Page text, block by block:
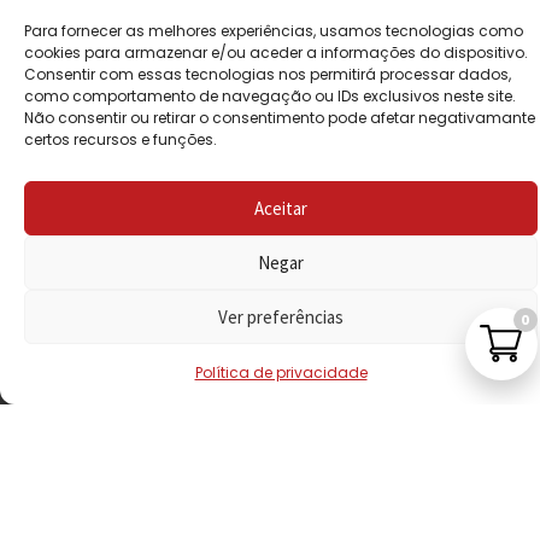
Para fornecer as melhores experiências, usamos tecnologias como
cookies para armazenar e/ou aceder a informações do dispositivo.
Consentir com essas tecnologias nos permitirá processar dados,
como comportamento de navegação ou IDs exclusivos neste site.
Não consentir ou retirar o consentimento pode afetar negativamante
certos recursos e funções.
Aceitar
Negar
Ver preferências
Política de privacidade
POLÍTICA DE
PRIVACIDADE
POLÍTICA DE
RECLAMAÇÕES
0